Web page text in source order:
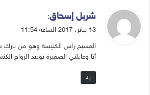
ي
ق
ل
شربل إسحاق:
13 يناير، 2017 الساعة 11:54
المسيح راس الكنيسة وهو من بارك
أنا وعاءلتي الصغيرة نوءيد الزواج
رد